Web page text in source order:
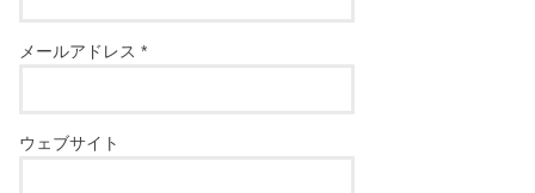
メールアドレス*
ウェブサイト